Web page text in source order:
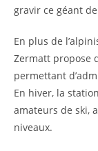
gravir ce géant
En plus de
Zermatt propose
permettant
En hiver, la
amateurs de ski,
niveaux.